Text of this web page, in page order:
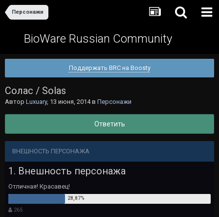
Персонажи
BioWare Russian Community
Поддержать BRC на Boosty
Солас / Solas
Автор Luxuary, 13 июня, 2014в Персонажи
Ответить
ВНЕШНОСТЬ ПЕРСОНАЖА
1. Внешность персонажа
Отличная! Красавец!
265